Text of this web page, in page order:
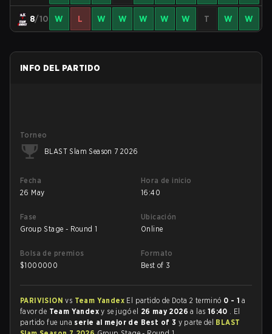
8/10 W L W W W W W T W W
INFO DEL PARTIDO
Torneo
BLAST Slam Season 7 2026
Fecha
26 May
Hora de inicio
16:40
Fase
Group Stage - Round 1
Ubicación
Online
Bolsa de premios
$1000000
Formato
Best of 3
PARIVISIONvs Team Yandex El partido de Dota 2 terminó 0 - 1 a
favor de Team Yandexy se jugó el 26 may 2026a las 16:40 . El
partido fue una serie al mejor de Best of 3 y parte del BLAST